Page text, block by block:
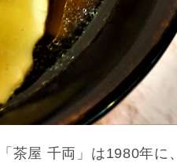
茶屋 千両」は1980年に、